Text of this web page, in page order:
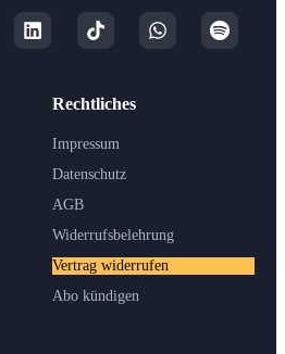
Rechtliches
Impressum
Datenschutz
AGB
Widerrufsbelehrung
Vertrag widerrufen
Abo kündigen